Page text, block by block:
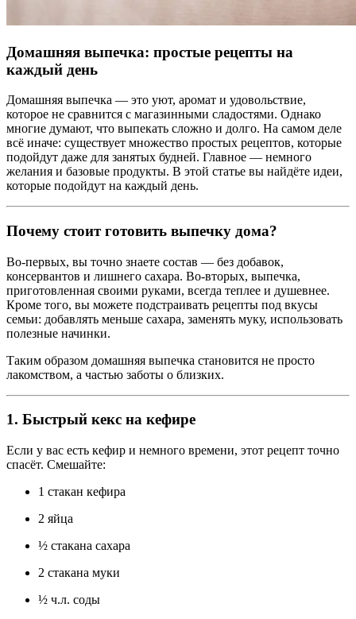
Домашняя выпечка: простые рецепты на
каждый день
Домашняя выпечка — это уют, аромат и удовольствие,
которое не сравнится с магазинными сладостями. Однако
многие думают, что выпекать сложно и долго. На самом деле
всё иначе: существует множество простых рецептов, которые
подойдут даже для занятых будней. Главное — немного
желания и базовые продукты. В этой статье вы найдёте идеи,
которые подойдут на каждый день.
Почему стоит готовить выпечку дома?
Во-первых, вы точно знаете состав — без добавок,
консервантов и лишнего сахара. Во-вторых, выпечка,
приготовленная своими руками, всегда теплее и душевнее.
Кроме того, вы можете подстраивать рецепты под вкусы
семьи: добавлять меньше сахара, заменять муку, использовать
полезные начинки.
Таким образом домашняя выпечка становится не просто
лакомством, а частью заботы о близких.
1. Быстрый кекс на кефире
Если у вас есть кефир и немного времени, этот рецепт точно
спасёт. Смешайте:
1 стакан кефира
2 яйца
½ стакана сахара
2 стакана муки
½ ч.л. соды